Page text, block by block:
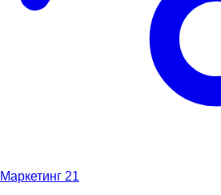
Маркетинг 21